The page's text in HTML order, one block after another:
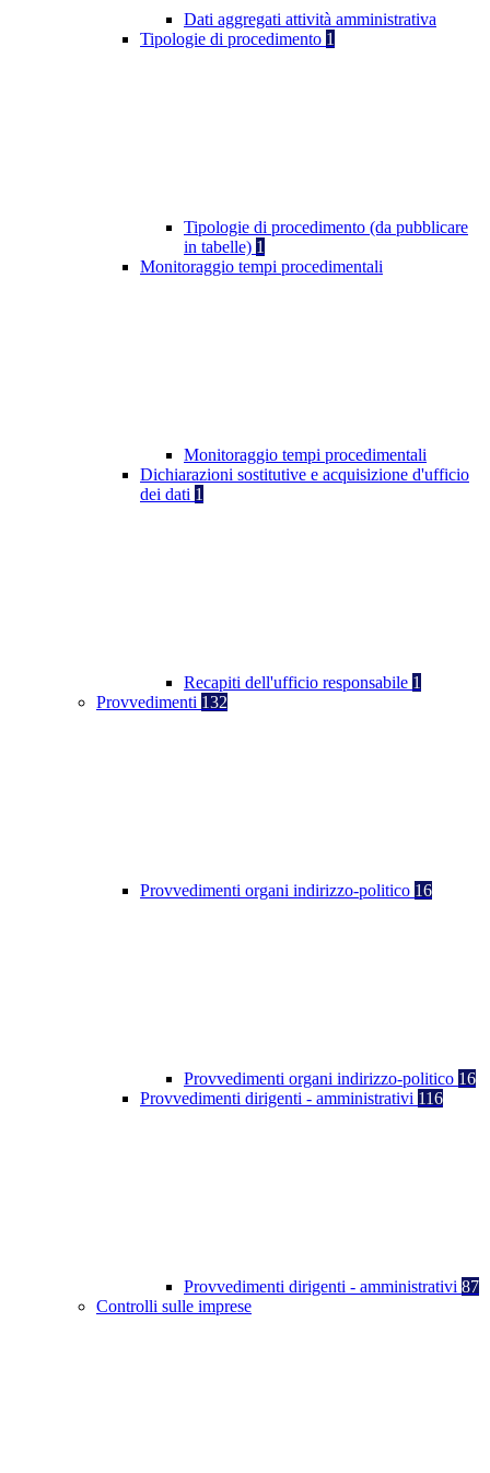
Dati aggregati attività amministrativa
Tipologie di procedimento 1
Tipologie di procedimento (da pubblicare
in tabelle) 1
Monitoraggio tempi procedimentali
Monitoraggio tempi procedimentali
Dichiarazioni sostitutive e acquisizione d'ufficio
dei dati 1
Recapiti dell'ufficio responsabile 1
Provvedimenti 132
Provvedimenti organi indirizzo-politico 16
Provvedimenti organi indirizzo-politico 16
Provvedimenti dirigenti - amministrativi 116
Provvedimenti dirigenti - amministrativi 87
Controlli sulle imprese